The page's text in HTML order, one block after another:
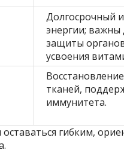
Долгосрочный
энергии; важны
защиты
усвоения
тканей,
иммунитета.
гибким,